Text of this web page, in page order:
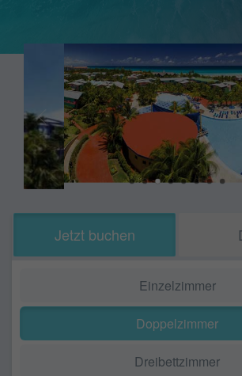
Jetzt buchen
Einzelzimmer
Doppelzimmer
Dreibettzimmer